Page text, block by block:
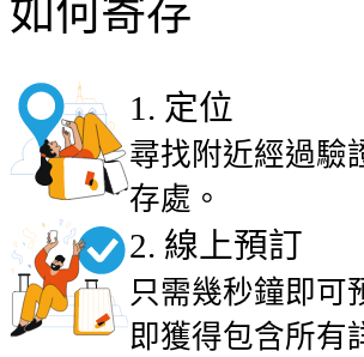
如何寄存
1 . 定位
尋找附近經過驗
存處。
2. 線上預訂
只需幾秒鐘即可
即獲得包含所有